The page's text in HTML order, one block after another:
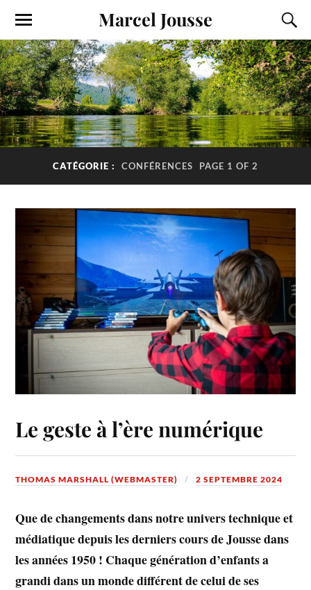
Marcel Jousse
CATÉGORIE : CONFÉRENCES PAGE 1 OF 2
Le geste à l’ère numérique
THOMAS MARSHALL (WEBMASTER) 2 SEPTEMBRE 2024
Que de changements dans notre univers technique et
médiatique depuis les derniers cours de Jousse dans
les années 1950 ! Chaque génération d’enfants a
grandi dans un monde différent de celui de ses